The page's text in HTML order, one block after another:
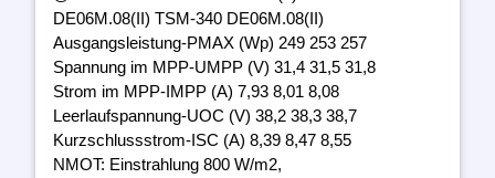
DE06M.08(II) TSM-340 DE06M.08(II)
Ausgangsleistung-PMAX (Wp) 249 253 257
Spannung im MPP-UMPP (V) 31,4 31,5 31,8
Strom im MPP-IMPP (A) 7,93 8,01 8,08
Leerlaufspannung-UOC (V) 38,2 38,3 38,7
Kurzschlussstrom-ISC (A) 8,39 8,47 8,55
NMOT: Einstrahlung 800 W/m2,